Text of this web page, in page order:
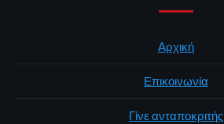
Αρχική
Επικοινωνία
Γίνε ανταποκριτής